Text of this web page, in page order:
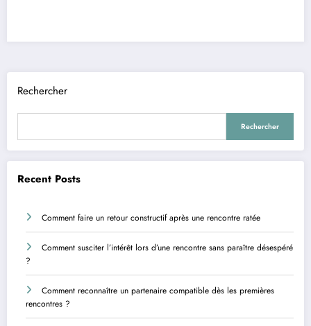
Rechercher
Rechercher
Recent Posts
Comment faire un retour constructif après une rencontre ratée
Comment susciter l’intérêt lors d’une rencontre sans paraître désespéré
?
Comment reconnaître un partenaire compatible dès les premières
rencontres ?